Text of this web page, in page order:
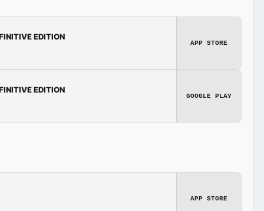
EDITION
APP STORE
EDITION
GOOGLE PLAY
APP STORE